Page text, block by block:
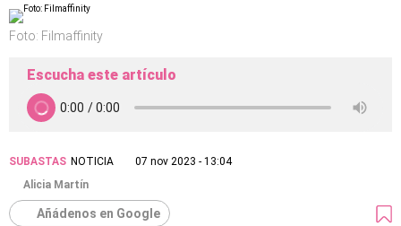
Foto: Filmaffinity
Escucha este artículo
SUBASTAS NOTICIA
07 nov 2023 - 13:04
Alicia Martín
Añádenos en Google